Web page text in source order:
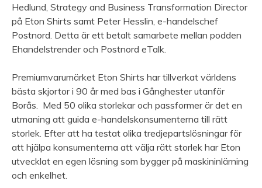
Hedlund, Strategy and Business Transformation Director
på Eton Shirts samt Peter Hesslin, e-handelschef
Postnord. Detta är ett betalt samarbete mellan podden
Ehandelstrender och Postnord eTalk.
Premiumvarumärket Eton Shirts har tillverkat världens
bästa skjortor i 90 år med bas i Gånghester utanför
Borås. Med 50 olika storlekar och passformer är det en
utmaning att guida e-handelskonsumenterna till rätt
storlek. Efter att ha testat olika tredjepartslösningar för
att hjälpa konsumenterna att välja rätt storlek har Eton
utvecklat en egen lösning som bygger på maskininlärning
och enkelhet.